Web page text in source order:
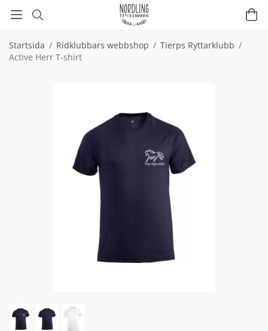
Startsida / Ridklubbars webbshop / Tierps Ryttarklubb /
Active Herr T-shirt